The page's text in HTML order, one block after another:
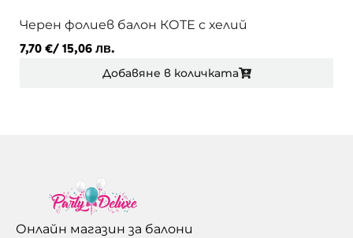
Черен фолиев балон КОТЕ с хелий
7,70 €/ 15,06 лв.
Добавяне в количката
Онлайн магазин за балони